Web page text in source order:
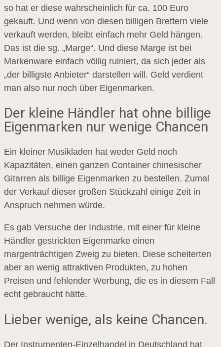
so hat er diese wahrscheinlich für ca. 100 Euro
gekauft. Und wenn von diesen billigen Brettern viele
verkauft werden, bleibt einfach mehr Geld hängen.
Das ist die sg. „Marge“. Und diese Marge ist bei
Markenware einfach völlig ruiniert, da sich jeder als
„der billigste Anbieter“ darstellen will. Geld verdient
man also nur noch über Eigenmarken.
Der kleine Händler hat ohne billige
Eigenmarken nur wenige Chancen
Ein kleiner Musikladen hat weder Geld noch
Kapazitäten, einen ganzen Container chinesischer
Gitarren als billige Eigenmarken zu bestellen. Zumal
der Verkauf dieser großen Stückzahl einige Zeit in
Anspruch nehmen würde.
Es gab Versuche der Industrie, mit einer für kleine
Händler gestrickten Eigenmarke einen
margenträchtigen Zweig zu bieten. Diese scheiterten
aber an wenig attraktiven Produkten, zu hohen
Preisen und fehlender Werbung, die es in diesem Fall
echt gebraucht hätte.
Lieber wenige, als keine Chancen.
Der Instrumenten-Einzelhandel in Deutschland hat